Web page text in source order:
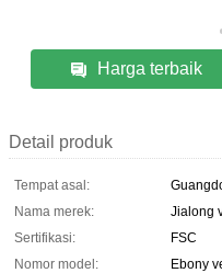
Harga terbaik
Detail produk
Tempat asal:
Nama merek:
Jialong
Sertifikasi:
FSC
Nomor model:
Ebony